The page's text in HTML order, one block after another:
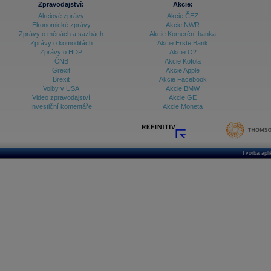
Archiv - Vývoj české koruny
Archiv analýz - Makroukazatele
Ceny průmyslových výrobců - Data a prognózy
Ceny průmyslových výrobců - Graf (ČR)
Ceny průmyslových výrobců - Kalendář (ČR)
Ceny průmyslových výrobců - Zpravodajství
Databanka - Ceny
Zpravodajství:
Akciové zprávy
Ekonomické zprávy
Zprávy o měnách a sazbách
Zprávy o komoditách
Zprávy o HDP
ČNB
Grexit
Brexit
Volby v USA
Video zpravodajství
Investiční komentáře
Akcie:
Akcie ČEZ
Akcie NWR
Akcie Komerční banka
Akcie Erste Bank
Akcie O2
Akcie Kofola
Akcie Apple
Akcie Facebook
Akcie BMW
Akcie GE
Akcie Moneta
Tvorba